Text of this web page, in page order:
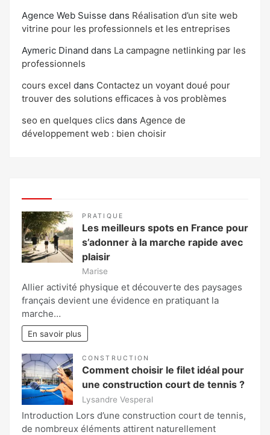
Agence Web Suisse dans Réalisation d’un site web
vitrine pour les professionnels et les entreprises
Aymeric Dinand dans La campagne netlinking par les
professionnels
cours excel dans Contactez un voyant doué pour
trouver des solutions efficaces à vos problèmes
seo en quelques clics dans Agence de
développement web : bien choisir
PRATIQUE
Les meilleurs spots en France pour
s’adonner à la marche rapide avec
plaisir
Marise
Allier activité physique et découverte des paysages
français devient une évidence en pratiquant la
marche…
En savoir plus
CONSTRUCTION
Comment choisir le filet idéal pour
une construction court de tennis ?
Lysandre Vesperal
Introduction Lors d’une construction court de tennis,
de nombreux éléments attirent naturellement